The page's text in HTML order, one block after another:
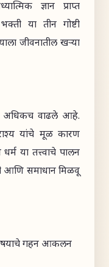
ज्ञान प्राप्त
या तीन गोष्टी
जीवनातील खऱ्या
अधिकच वाढले आहे.
यांचे मूळ कारण
धर्म या तत्त्वाचे पालन
समाधान मिळवू
गहन आकलन